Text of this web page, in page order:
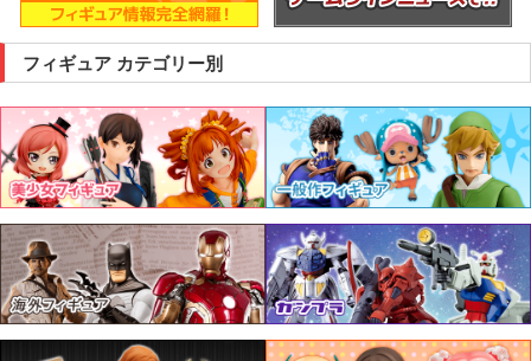
フィギュア カテゴリー別